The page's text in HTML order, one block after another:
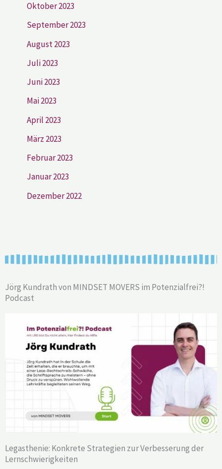
Oktober 2023
September 2023
August 2023
Juli 2023
Juni 2023
Mai 2023
April 2023
März 2023
Februar 2023
Januar 2023
Dezember 2022
Jörg Kundrath von MINDSET MOVERS im Potenzialfrei?!
Podcast
Legasthenie: Konkrete Strategien zur Verbesserung der
Lernschwierigkeiten